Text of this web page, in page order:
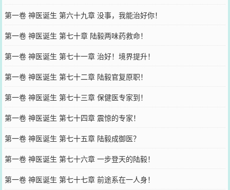
第一卷 神医诞生 第六十九章 没事，我能治好你！
第一卷 神医诞生 第七十章 陆毅两味药救命！
第一卷 神医诞生 第七十一章 治好！境界提升！
第一卷 神医诞生 第七十二章 陆毅官复原职！
第一卷 神医诞生 第七十三章 保健医专家到！
第一卷 神医诞生 第七十四章 震惊的专家！
第一卷 神医诞生 第七十五章 陆毅成御医？
第一卷 神医诞生 第七十六章 一步登天的陆毅！
第一卷 神医诞生 第七十七章 前途系在一人身！